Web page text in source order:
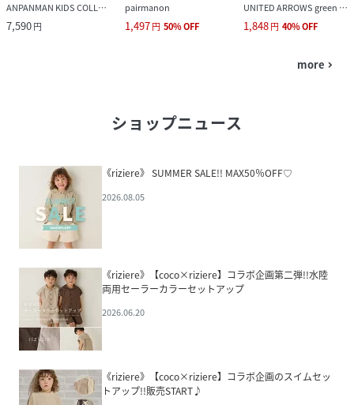
ANPANMAN KIDS COLLECTION
7,590円
pairmanon
1,497円 50%OFF
UNITED ARROWS green label relaxing
1,848円 40%OFF
more navigate_next
ショップニュース
《riziere》 SUMMER SALE!! MAX50％OFF♡
2026.08.05
《riziere》【coco×riziere】コラボ企画第二弾!!水陸
両用セーラーカラーセットアップ
2026.06.20
《riziere》【coco×riziere】コラボ企画のスイムセッ
トアップ!!販売START♪